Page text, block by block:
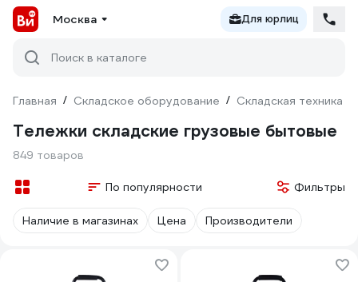
Москва Для юрлиц
Поиск в каталоге
Главная / Складское оборудование / Складская техника
Тележки складские грузовые бытовые
849 товаров
По популярности Фильтры
Наличие в магазинах Цена Производители